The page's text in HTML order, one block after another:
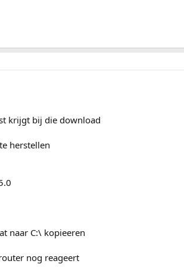
krijgt bij die download
herstellen
naar C:\ kopieeren
nog reageert